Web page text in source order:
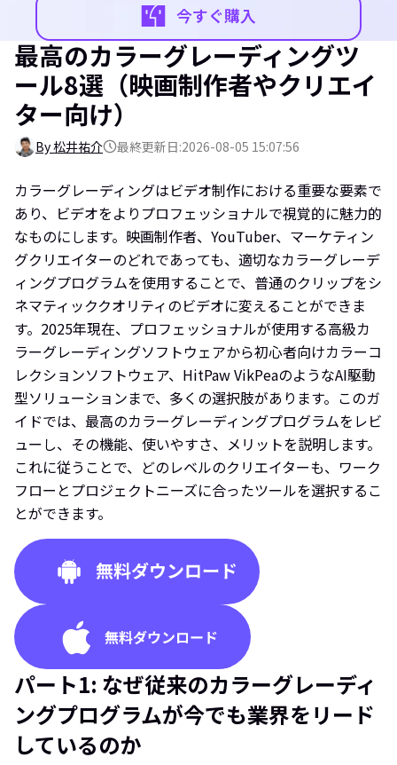
今すぐ購入
最高のカラーグレーディングツ
ール8選（映画制作者やクリエイ
ター向け）
By 松井祐介 最終更新日:2026-08-05 15:07:56
カラーグレーディングはビデオ制作における重要な要素で
あり、ビデオをよりプロフェッショナルで視覚的に魅力的
なものにします。映画制作者、YouTuber、マーケティン
グクリエイターのどれであっても、適切なカラーグレーデ
ィングプログラムを使用することで、普通のクリップをシ
ネマティッククオリティのビデオに変えることができま
す。2025年現在、プロフェッショナルが使用する高級カ
ラーグレーディングソフトウェアから初心者向けカラーコ
レクションソフトウェア、HitPaw VikPeaのようなAI駆動
型ソリューションまで、多くの選択肢があります。このガ
イドでは、最高のカラーグレーディングプログラムをレビ
ューし、その機能、使いやすさ、メリットを説明します。
これに従うことで、どのレベルのクリエイターも、ワーク
フローとプロジェクトニーズに合ったツールを選択するこ
とができます。
パート1: なぜ従来のカラーグレーディ
ングプログラムが今でも業界をリード
しているのか